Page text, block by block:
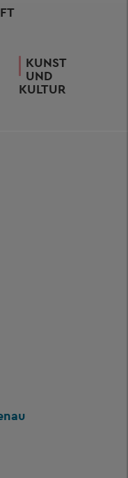
KUNST
UND
KULTUR